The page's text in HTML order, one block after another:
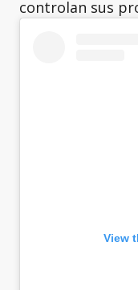
controlan sus
View